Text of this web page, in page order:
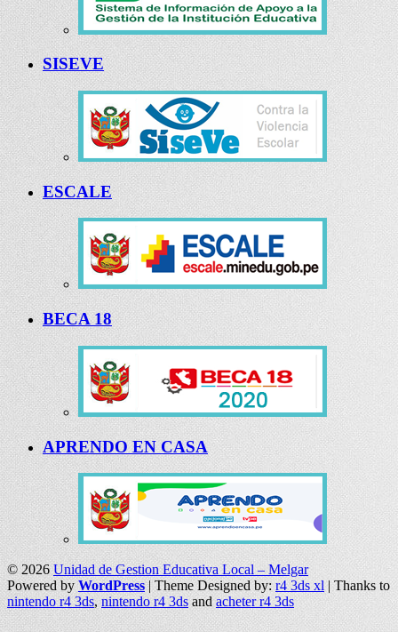
SISEVE
ESCALE
BECA 18
APRENDO EN CASA
© 2026 Unidad de Gestion Educativa Local – Melgar
Powered byWordPress| Theme Designed by:r4 3ds xl | Thanks to
nintendo r4 3ds,nintendo r4 3dsandacheter r4 3ds